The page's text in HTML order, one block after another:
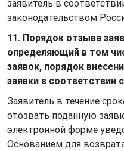
заявитель в
законодательством
11. Порядок отзыва
определяющий в том
заявок, порядок
заявки в соответствии
Заявитель в течение
отозвать поданную
электронной форме
Основанием для